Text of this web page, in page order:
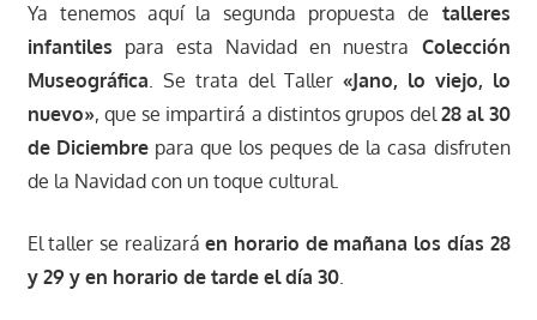
Ya tenemos aquí la segunda propuesta de talleres
infantiles para esta Navidad en nuestra Colección
Museográfica. Se trata del Taller «Jano, lo viejo, lo
nuevo», que se impartirá a distintos grupos del28 al 30
de Diciembrepara que los peques de la casa disfruten
de la Navidad con un toque cultural.
El taller se realizaráen horario de mañana los días 28
y 29 y en horario de tarde el día 30.